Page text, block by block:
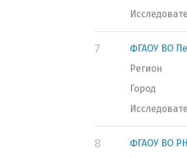
7
ФГАОУ ВО
Регион
Город
8
ФГАОУ ВО